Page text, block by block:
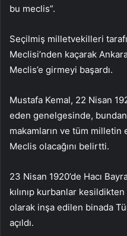
bu meclis”.
Seçilmiş milletvekilleri
Meclisi’nden kaçarak
Meclis’e girmeyi başardı.
Mustafa Kemal, 22 Nisan
eden genelgesinde,
makamların ve tüm milletin
Meclis olacağını belirtti.
23 Nisan 1920’de Hacı
kılınıp kurbanlar
olarak inşa edilen binada
açıldı.